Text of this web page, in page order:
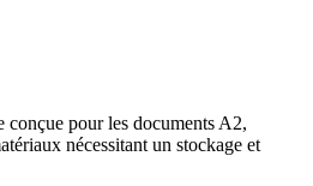
pour les documents A2,
nécessitant un stockage et